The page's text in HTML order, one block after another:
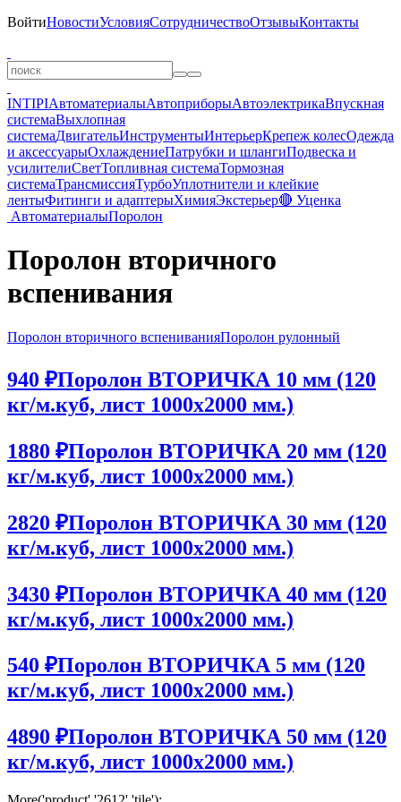
ВойтиНовостиУсловияСотрудничествоОтзывыКонтакты
INTIPIАвтоматериалыАвтоприборыАвтоэлектрикаВпускная
системаВыхлопная
системаДвигательИнструментыИнтерьерКрепеж колесОдежда
и аксессуарыОхлаждениеПатрубки и шлангиПодвеска и
усилителиСветТопливная системаТормозная
системаТрансмиссияТурбоУплотнители и клейкие
лентыФитинги и адаптерыХимияЭкстерьер🔴 Уценка
АвтоматериалыПоролон
Поролон вторичного
вспенивания
Поролон вторичного вспениванияПоролон рулонный
940 ₽Поролон ВТОРИЧКА 10 мм (120
кг/м.куб, лист 1000х2000 мм.)
1880 ₽Поролон ВТОРИЧКА 20 мм (120
кг/м.куб, лист 1000х2000 мм.)
2820 ₽Поролон ВТОРИЧКА 30 мм (120
кг/м.куб, лист 1000х2000 мм.)
3430 ₽Поролон ВТОРИЧКА 40 мм (120
кг/м.куб, лист 1000х2000 мм.)
540 ₽Поролон ВТОРИЧКА 5 мм (120
кг/м.куб, лист 1000х2000 мм.)
4890 ₽Поролон ВТОРИЧКА 50 мм (120
кг/м.куб, лист 1000х2000 мм.)